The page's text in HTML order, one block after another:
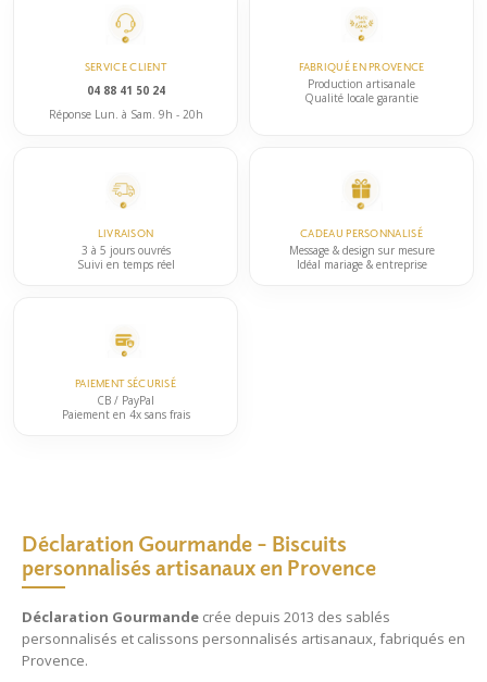
page
options
peuvent
du
produit
SERVICE CLIENT
04 88 41 50 24
Réponse Lun. à Sam. 9h - 20h
FABRIQUÉ EN PROVENCE
Production artisanale
Qualité locale garantie
LIVRAISON
3 à 5 jours ouvrés
Suivi en temps réel
CADEAU PERSONNALISÉ
Message & design sur mesure
Idéal mariage & entreprise
PAIEMENT SÉCURISÉ
CB / PayPal
Paiement en 4x sans frais
Déclaration Gourmande – Biscuits
personnalisés artisanaux en Provence
Déclaration Gourmande crée depuis 2013 des sablés
personnalisés et calissons personnalisés artisanaux, fabriqués en
Provence.